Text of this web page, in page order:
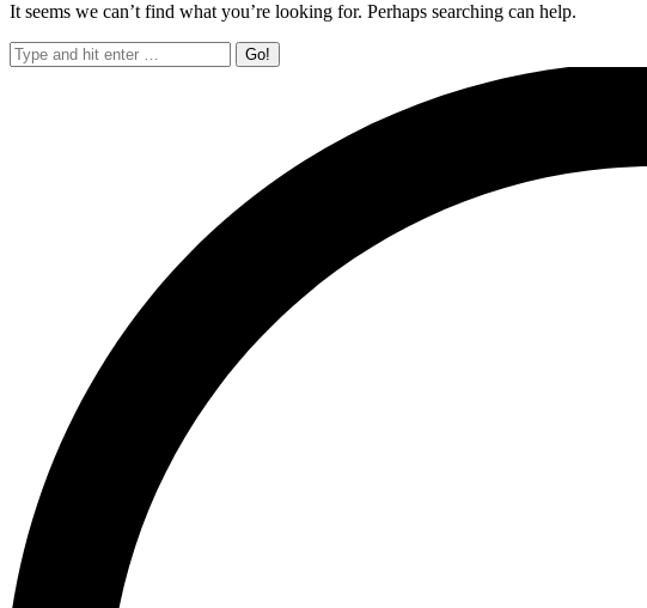
It seems we can’t find what you’re looking for. Perhaps searching can help.
Search: